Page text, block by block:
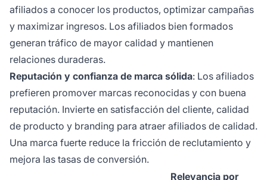
afiliados a conocer los productos, optimizar campañas
y maximizar ingresos. Los afiliados bien formados
generan tráfico de mayor calidad y mantienen
relaciones duraderas.
Reputación y confianza de marca sólida: Los afiliados
prefieren promover marcas reconocidas y con buena
reputación. Invierte en satisfacción del cliente, calidad
de producto y branding para atraer afiliados de calidad.
Una marca fuerte reduce la fricción de reclutamiento y
mejora las tasas de conversión.
Relevancia por